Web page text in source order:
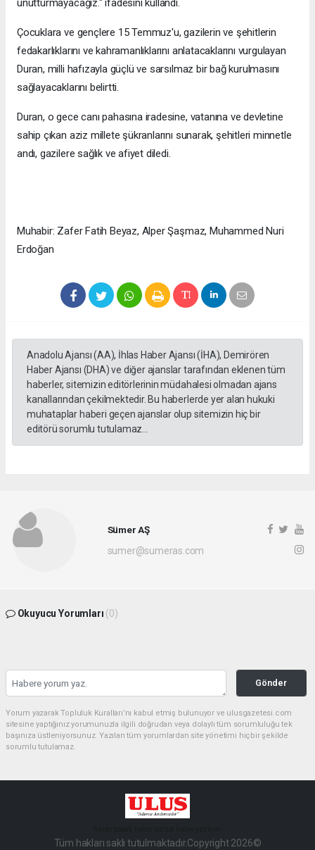
unutturmayacağız." ifadesini kullandı.
Çocuklara ve gençlere 15 Temmuz'u, gazilerin ve şehitlerin
fedakarlıklarını ve kahramanlıklarını anlatacaklarını vurgulayan
Duran, milli hafızayla güçlü ve sarsılmaz bir bağ kurulmasını
sağlayacaklarını belirtti.
Duran, o gece canı pahasına iradesine, vatanına ve devletine
sahip çıkan aziz millete şükranlarını sunarak, şehitleri minnetle
andı, gazilere sağlık ve afiyet diledi.
Muhabir: Zafer Fatih Beyaz, Alper Şaşmaz, Muhammed Nuri
Erdoğan
Anadolu Ajansı (AA), İhlas Haber Ajansı (İHA), Demirören
Haber Ajansı (DHA) ve diğer ajanslar tarafından eklenen tüm
haberler, sitemizin editörlerinin müdahalesi olmadan ajans
kanallarından çekilmektedir. Bu haberlerde yer alan hukuki
muhataplar haberi geçen ajanslar olup sitemizin hiç bir
editörü sorumlu tutulamaz...
Sümer AŞ
sumer@sumeras.com
Okuyucu Yorumları (0)
Gönder
Yorum yazarak Topluluk Kuralları’nı kabul etmiş bulunuyor ve ulusgazetesi.com
sitesine yaptığınız yorumunuzla ilgili doğrudan veya dolaylı tüm sorumluluğu tek
başınıza üstleniyorsunuz. Yazılan tüm yorumlardan site yönetimi hiçbir şekilde
sorumlu tutulamaz.
Tüm hakları saklı tutulmaktadır.Copyright 2026©